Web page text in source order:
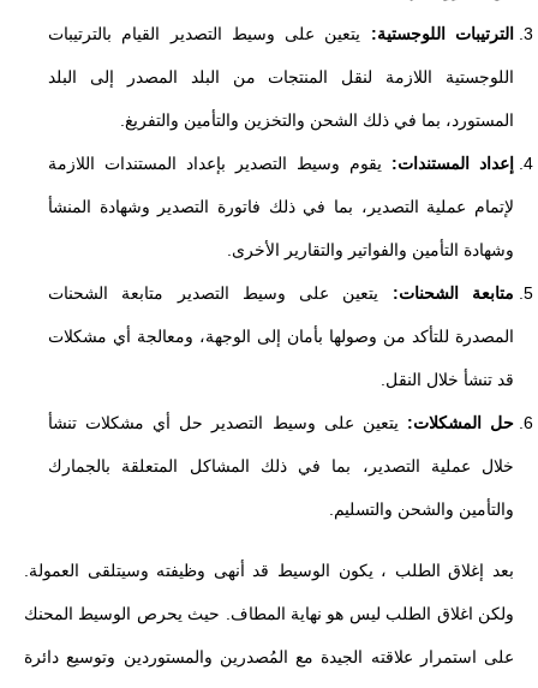
الترتيبات اللوجستية: يتعين على وسيط التصدير القيام بالترتيبات
اللوجستية اللازمة لنقل المنتجات من البلد المصدر إلى البلد
المستورد، بما في ذلك الشحن والتخزين والتأمين والتفريغ.
إعداد المستندات: يقوم وسيط التصدير بإعداد المستندات اللازمة
لإتمام عملية التصدير، بما في ذلك فاتورة التصدير وشهادة المنشأ
وشهادة التأمين والفواتير والتقارير الأخرى.
متابعة الشحنات: يتعين على وسيط التصدير متابعة الشحنات
المصدرة للتأكد من وصولها بأمان إلى الوجهة، ومعالجة أي مشكلات
قد تنشأ خلال النقل.
حل المشكلات: يتعين على وسيط التصدير حل أي مشكلات تنشأ
خلال عملية التصدير، بما في ذلك المشاكل المتعلقة بالجمارك
والتأمين والشحن والتسليم.
بعد إغلاق الطلب ، يكون الوسيط قد أنهى وظيفته وسيتلقى العمولة.
ولكن اغلاق الطلب ليس هو نهاية المطاف. حيث يحرص الوسيط المحنك
على استمرار علاقته الجيدة مع المُصدرين والمستوردين وتوسيع دائرة